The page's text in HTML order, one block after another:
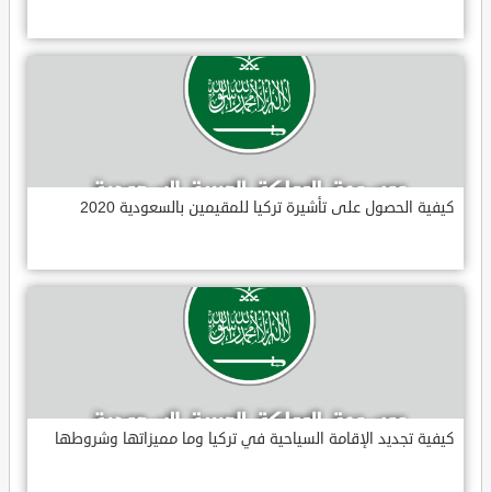
كيفية الحصول على تأشيرة تركيا للمقيمين بالسعودية 2020
كيفية تجديد الإقامة السياحية في تركيا وما مميزاتها وشروطها